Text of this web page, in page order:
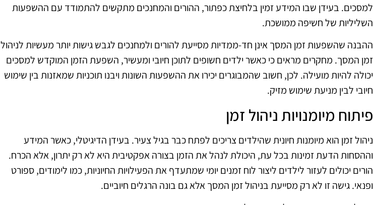
למסכים. בעידן שבו המידע זמין בלחיצת כפתור, ההורים והמחנכים מתקשים להתמודד עם ההשפעות
השליליות של חשיפה ממושכת.
ההבנה שהשפעות זמן המסך אינן חד-ממדיות מסייעת להורים ולמחנכים לגבש גישות יותר מעשיות לניהול
זמן המסך. מחקרים מראים כי כאשר ילדים חשופים לתוכן חיובי ומעשיר, השפעת הזמן המוקדש למסכים
יכולה להיות מועילה. לכן, חשוב שהמבוגרים יכירו את ההשפעות השונות ויבנו תוכניות שמאזנות בין שימוש
חיובי לבין מניעת שימוש מזיק.
פיתוח מיומנויות ניהול זמן
ניהול זמן הוא מיומנות חיונית שהילדים צריכים לפתח כבר בגיל צעיר. בעידן הדיגיטלי, כאשר המידע
וההסחות הדעת זמינות בכל עת, היכולת לנהל את הזמן בצורה אפקטיבית היא לא רק יתרון, אלא הכרח.
הורים יכולים לעזור לילדים ליצור לוח זמנים יומי שמתעדף את הפעילויות החיוניות, כמו לימודים, ספורט
ופנאי. גישה זו לא רק מסייעת בניהול זמן המסך אלא גם בונה הרגלים חיוביים.